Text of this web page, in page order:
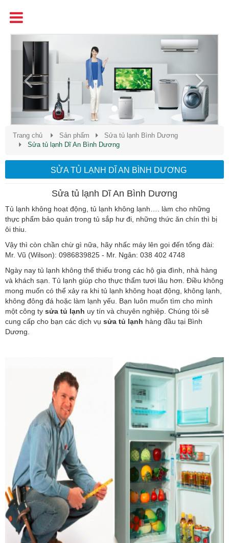
Previous
Trang chủ Sản phẩm
Sửa tủ lạnh Bình Dương
Sửa tủ lạnh Dĩ An Bình Dương
SỬA TỦ LẠNH DĨ AN BÌNH DƯƠNG
Sửa tủ lạnh Dĩ An Bình Dương
Tủ lạnh không hoạt động, tủ lạnh không lạnh…. làm cho những
thực phẩm bảo quản trong tủ sắp hư đi, những thức ăn chín thì bị
ôi thiu.
Vậy thì còn chần chừ gì nữa, hãy nhấc máy lên gọi đến tổng đài:
Mr. Vũ (Wilson): 0986839825 - Mr. Ngân: 038 402 4748
Ngày nay tủ lạnh không thể thiếu trong các hộ gia đình, nhà hàng
và khách sạn. Tủ lạnh giúp cho thực thẩm tươi lâu hơn. Điều không
mong muốn có thể xảy ra khi tủ lạnh không hoạt động, không lạnh,
không đông đá hoặc làm lạnh yếu. Bạn luôn muốn tìm cho mình
một công ty sửa tủ lạnh uy tín và chuyên nghiệp. Chúng tôi sẽ
cung cấp cho bạn các dịch vụ sửa tủ lạnh hàng đầu tại Bình
Dương.